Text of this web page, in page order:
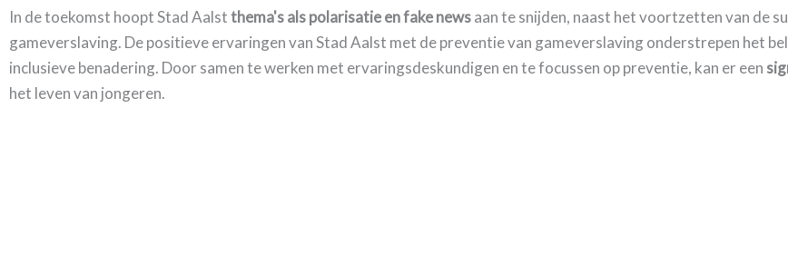
In de toekomst hoopt Stad Aalstthema's als polarisatie en fake newsaan te snijden, naast het voortzetten van de
gameverslaving. De positieve ervaringen van Stad Aalst met de preventie van gameverslaving onderstrepen het
inclusieve benadering. Door samen te werken met ervaringsdeskundigen en te focussen op preventie, kan er een
het leven van jongeren.